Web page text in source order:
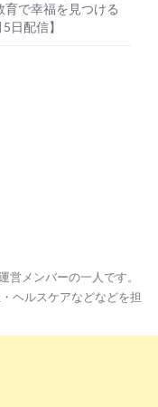
で幸福を見つける
日配信】
営メンバーの一人です。
ヘルスケアなどなどを担